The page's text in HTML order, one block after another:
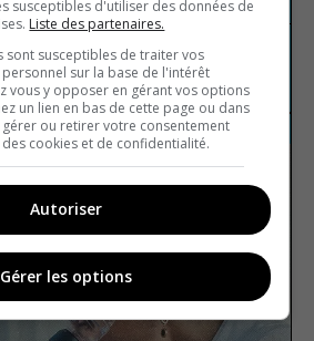
Vrai ou faux
susceptibles d'utiliser des données de
Liste des partenaires.
sont susceptibles de traiter vos
sur la base de l'intérêt
vous y opposer en gérant vos options
un lien en bas de cette page ou dans
ou retirer votre consentement
cookies et de confidentialité.
Autoriser
Gérer les options